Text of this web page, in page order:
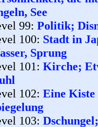
See
99: Politik;
100: Stadt in
Sprung
101: Kirche;
102: Eine
103: